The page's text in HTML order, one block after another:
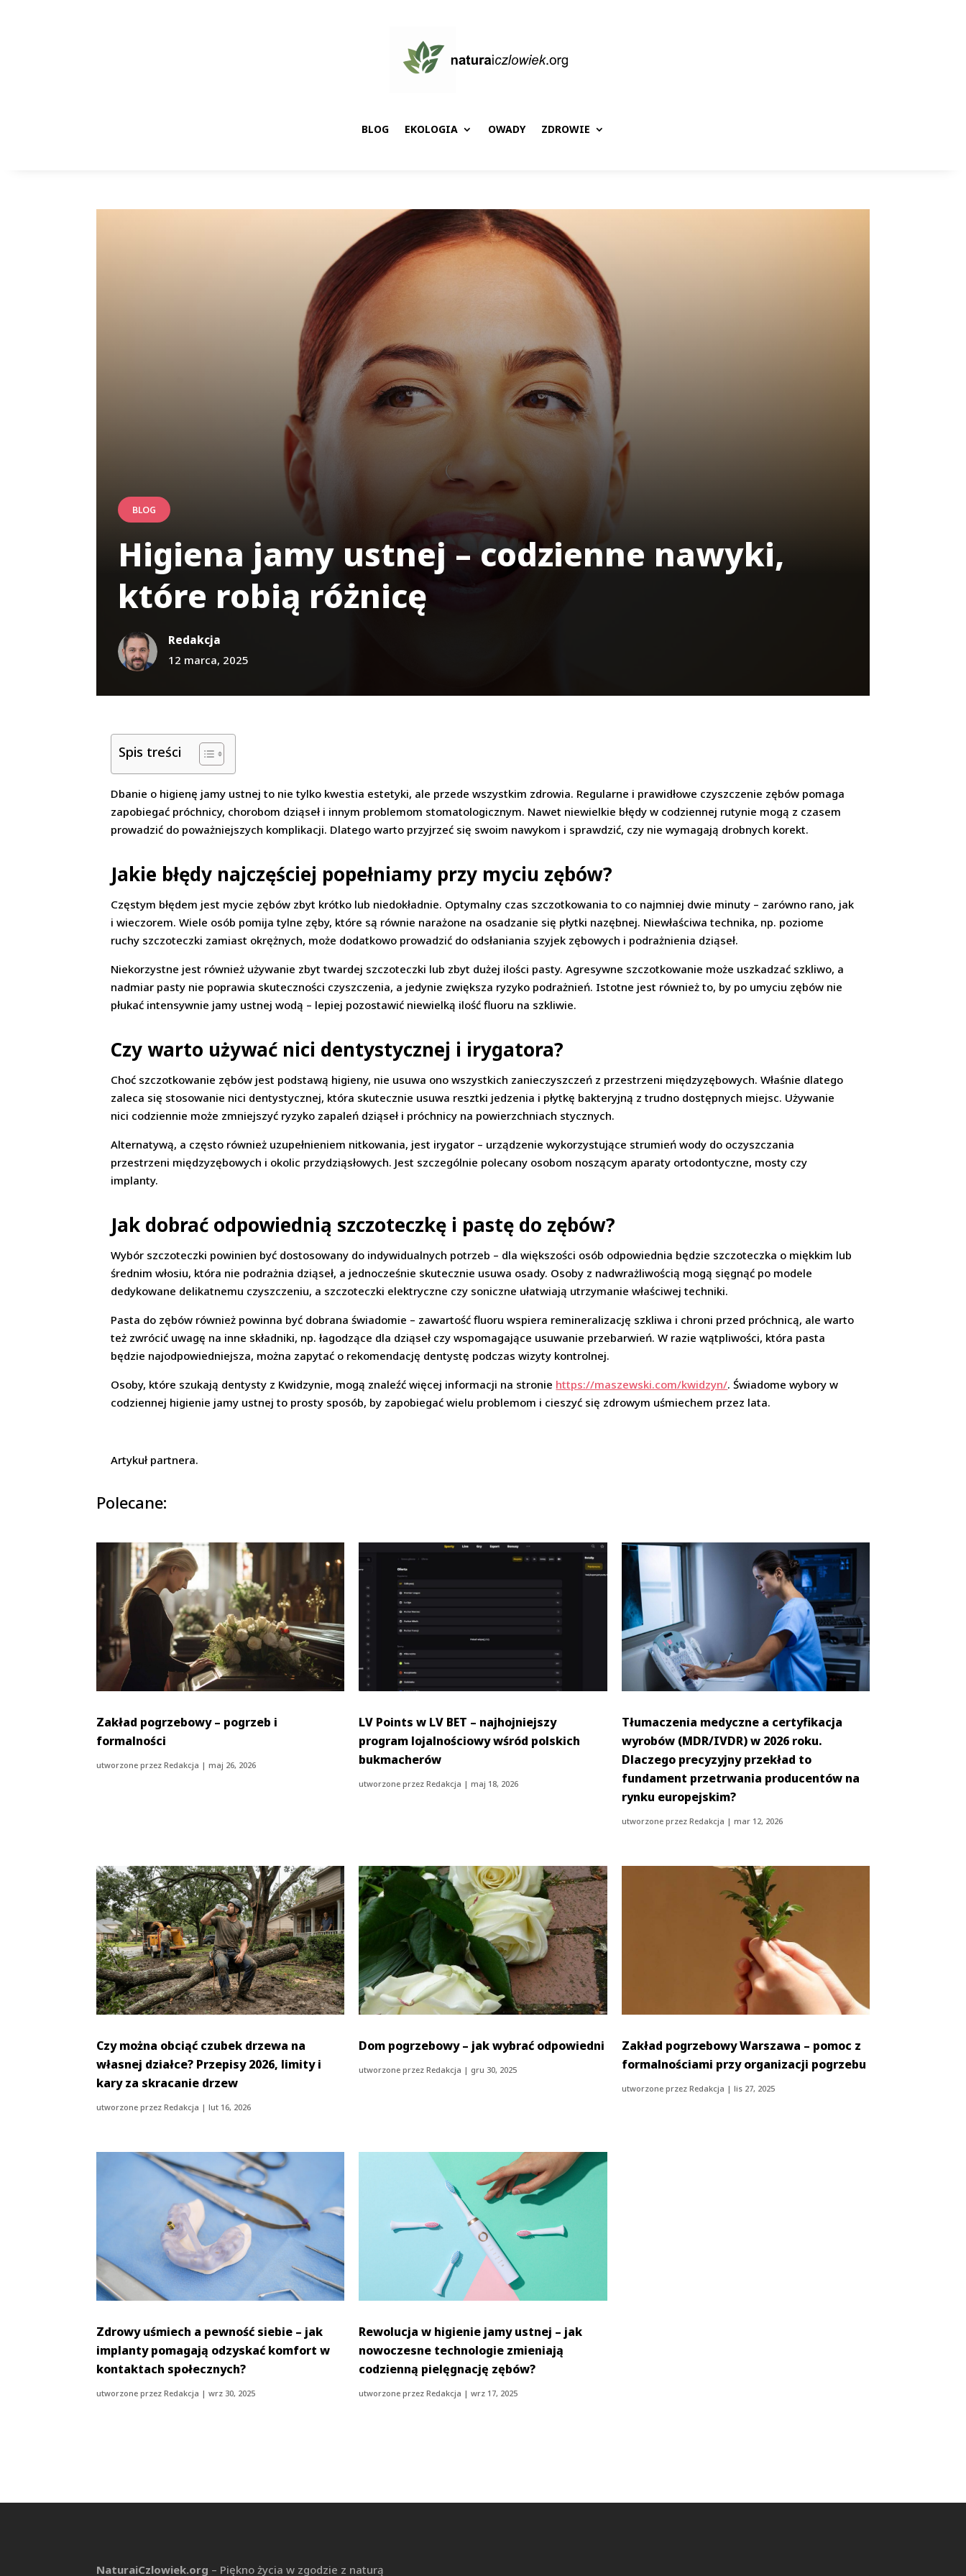
BLOG EKOLOGIA OWADY ZDROWIE
BLOG
Higiena jamy ustnej – codzienne nawyki,
które robią różnicę
Redakcja
12 marca, 2025
Spis treści
Dbanie o higienę jamy ustnej to nie tylko kwestia estetyki, ale przede wszystkim zdrowia. Regularne i prawidłowe czyszczenie zębów pomaga
zapobiegać próchnicy, chorobom dziąseł i innym problemom stomatologicznym. Nawet niewielkie błędy w codziennej rutynie mogą z czasem
prowadzić do poważniejszych komplikacji. Dlatego warto przyjrzeć się swoim nawykom i sprawdzić, czy nie wymagają drobnych korekt.
Jakie błędy najczęściej popełniamy przy myciu zębów?
Częstym błędem jest mycie zębów zbyt krótko lub niedokładnie. Optymalny czas szczotkowania to co najmniej dwie minuty – zarówno rano, jak
i wieczorem. Wiele osób pomija tylne zęby, które są równie narażone na osadzanie się płytki nazębnej. Niewłaściwa technika, np. poziome
ruchy szczoteczki zamiast okrężnych, może dodatkowo prowadzić do odsłaniania szyjek zębowych i podrażnienia dziąseł.
Niekorzystne jest również używanie zbyt twardej szczoteczki lub zbyt dużej ilości pasty. Agresywne szczotkowanie może uszkadzać szkliwo, a
nadmiar pasty nie poprawia skuteczności czyszczenia, a jedynie zwiększa ryzyko podrażnień. Istotne jest również to, by po umyciu zębów nie
płukać intensywnie jamy ustnej wodą – lepiej pozostawić niewielką ilość fluoru na szkliwie.
Czy warto używać nici dentystycznej i irygatora?
Choć szczotkowanie zębów jest podstawą higieny, nie usuwa ono wszystkich zanieczyszczeń z przestrzeni międzyzębowych. Właśnie dlatego
zaleca się stosowanie nici dentystycznej, która skutecznie usuwa resztki jedzenia i płytkę bakteryjną z trudno dostępnych miejsc. Używanie
nici codziennie może zmniejszyć ryzyko zapaleń dziąseł i próchnicy na powierzchniach stycznych.
Alternatywą, a często również uzupełnieniem nitkowania, jest irygator – urządzenie wykorzystujące strumień wody do oczyszczania
przestrzeni międzyzębowych i okolic przydziąsłowych. Jest szczególnie polecany osobom noszącym aparaty ortodontyczne, mosty czy
implanty.
Jak dobrać odpowiednią szczoteczkę i pastę do zębów?
Wybór szczoteczki powinien być dostosowany do indywidualnych potrzeb – dla większości osób odpowiednia będzie szczoteczka o miękkim lub
średnim włosiu, która nie podrażnia dziąseł, a jednocześnie skutecznie usuwa osady. Osoby z nadwrażliwością mogą sięgnąć po modele
dedykowane delikatnemu czyszczeniu, a szczoteczki elektryczne czy soniczne ułatwiają utrzymanie właściwej techniki.
Pasta do zębów również powinna być dobrana świadomie – zawartość fluoru wspiera remineralizację szkliwa i chroni przed próchnicą, ale warto
też zwrócić uwagę na inne składniki, np. łagodzące dla dziąseł czy wspomagające usuwanie przebarwień. W razie wątpliwości, która pasta
będzie najodpowiedniejsza, można zapytać o rekomendację dentystę podczas wizyty kontrolnej.
Osoby, które szukają dentysty z Kwidzynie, mogą znaleźć więcej informacji na stronie https://maszewski.com/kwidzyn/. Świadome wybory w
codziennej higienie jamy ustnej to prosty sposób, by zapobiegać wielu problemom i cieszyć się zdrowym uśmiechem przez lata.
Artykuł partnera.
Polecane:
Zakład pogrzebowy – pogrzeb i
formalności
utworzone przezRedakcja |maj 26, 2026
LV Points w LV BET – najhojniejszy
program lojalnościowy wśród polskich
bukmacherów
utworzone przezRedakcja |maj 18, 2026
Tłumaczenia medyczne a certyfikacja
wyrobów (MDR/IVDR) w 2026 roku.
Dlaczego precyzyjny przekład to
fundament przetrwania producentów na
rynku europejskim?
utworzone przez Redakcja | mar 12, 2026
Czy można obciąć czubek drzewa na
własnej działce? Przepisy 2026, limity i
kary za skracanie drzew
utworzone przezRedakcja |lut 16, 2026
Dom pogrzebowy – jak wybrać odpowiedni
utworzone przezRedakcja | gru 30, 2025
Zakład pogrzebowy Warszawa – pomoc z
formalnościami przy organizacji pogrzebu
utworzone przez Redakcja | lis 27, 2025
Zdrowy uśmiech a pewność siebie – jak
implanty pomagają odzyskać komfort w
kontaktach społecznych?
utworzone przezRedakcja |wrz 30, 2025
Rewolucja w higienie jamy ustnej – jak
nowoczesne technologie zmieniają
codzienną pielęgnację zębów?
utworzone przezRedakcja |wrz 17, 2025
NaturaiCzlowiek.org – Piękno życia w zgodzie z naturą